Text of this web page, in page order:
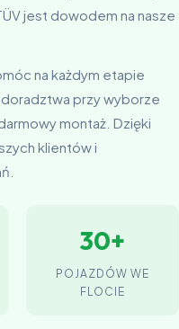
jest dowodem na nasze
na każdym etapie
przy wyborze
montaż. Dzięki
klientów i
30+
POJAZDÓW WE
FLOCIE